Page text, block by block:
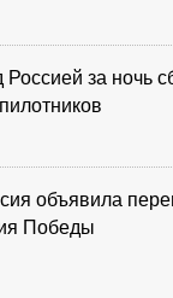
Россией за ночь
объявила
Победы